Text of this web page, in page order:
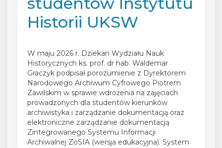
Historii UKSW
W maju 2026 r. Dziekan Wydziału Nauk
Historycznych ks. prof. dr hab. Waldemar
Graczyk podpisał porozumienie z Dyrektorem
Narodowego Archiwum Cyfrowego Piotrem
Zawilskim w sprawie wdrożenia na zajęciach
prowadzonych dla studentów kierunków
archiwistyka i zarządzanie dokumentacją oraz
elektroniczne zarządzanie dokumentacją
Zintegrowanego Systemu Informacji
Archiwalnej ZoSIA (wersja edukacyjna). System